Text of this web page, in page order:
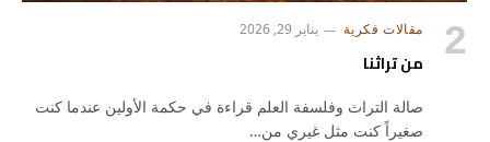
مقالات فكرية يناير 29, 2026
من تراثنا
صالة التراث وفلسفة العلم قراءة في حكمة الأولين عندما كنت
صغيراً كنت مثل غيري من…